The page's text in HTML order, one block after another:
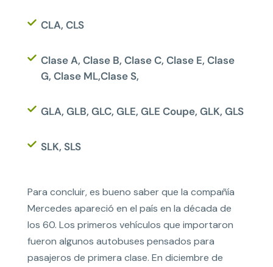
CLA, CLS
Clase A, Clase B, Clase C, Clase E, Clase
G, Clase ML,Clase S,
GLA, GLB, GLC, GLE, GLE Coupe, GLK, GLS
SLK, SLS
Para concluir, es bueno saber que la compañía
Mercedes apareció en el país en la década de
los 60. Los primeros vehículos que importaron
fueron algunos autobuses pensados para
pasajeros de primera clase. En diciembre de